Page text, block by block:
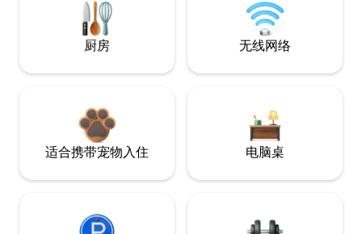
厨房 无线网络
适合携带宠物入住 电脑桌